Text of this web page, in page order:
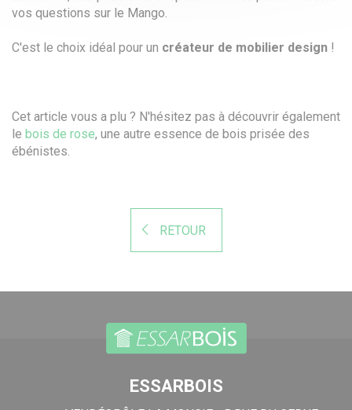
vos questions sur le Mango.
C'est le choix idéal pour un créateur de mobilier design !
Cet article vous a plu ? N'hésitez pas à découvrir également
le bois de rose, une autre essence de bois prisée des
ébénistes.
RETOUR
ESSARBOIS